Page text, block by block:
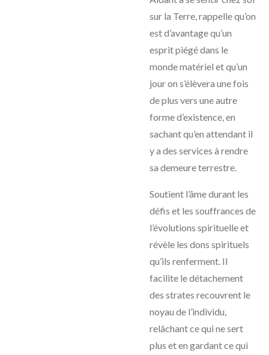
sur la Terre, rappelle qu’on
est d’avantage qu’un
esprit piégé dans le
monde matériel et qu’un
jour on s’élèvera une fois
de plus vers une autre
forme d’existence, en
sachant qu’en attendant il
y a des services à rendre
sa demeure terrestre.
Soutient l’âme durant les
défis et les souffrances de
l’évolutions spirituelle et
révèle les dons spirituels
qu’ils renferment. Il
facilite le détachement
des strates recouvrent le
noyau de l’individu,
relâchant ce qui ne sert
plus et en gardant ce qui